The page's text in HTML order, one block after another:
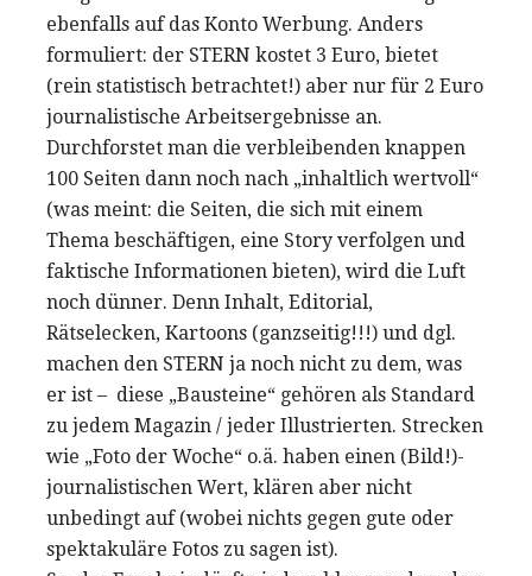
ebenfalls auf das Konto Werbung. Anders
formuliert: der STERN kostet 3 Euro, bietet
(rein statistisch betrachtet!) aber nur für 2 Euro
journalistische Arbeitsergebnisse an.
Durchforstet man die verbleibenden knappen
100 Seiten dann noch nach „inhaltlich wertvoll“
(was meint: die Seiten, die sich mit einem
Thema beschäftigen, eine Story verfolgen und
faktische Informationen bieten), wird die Luft
noch dünner. Denn Inhalt, Editorial,
Rätselecken, Kartoons (ganzseitig!!!) und dgl.
machen den STERN ja noch nicht zu dem, was
er ist – diese „Bausteine“ gehören als Standard
zu jedem Magazin / jeder Illustrierten. Strecken
wie „Foto der Woche“ o.ä. haben einen (Bild!)-
journalistischen Wert, klären aber nicht
unbedingt auf (wobei nichts gegen gute oder
spektakuläre Fotos zu sagen ist).